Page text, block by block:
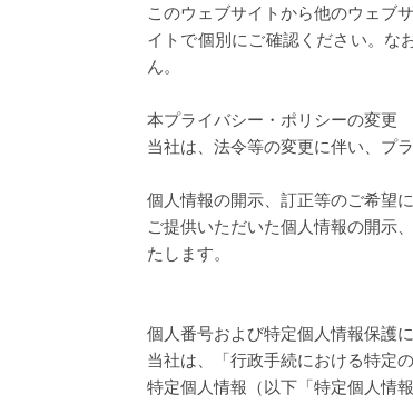
このウェブサイトから他のウェブ
イトで個別にご確認ください。な
ん。
本プライバシー・ポリシーの変更
当社は、法令等の変更に伴い、プ
個人情報の開示、訂正等のご希望
ご提供いただいた個人情報の開示
たします。
個人番号および特定個人情報保護
当社は、「行政手続における特定
特定個人情報（以下「特定個人情